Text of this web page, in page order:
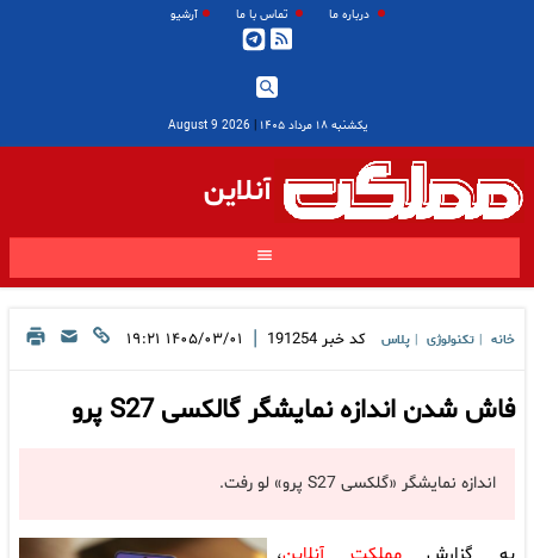
درباره ما تماس با ما آرشیو
یکشنبه ۱۸ مرداد ۱۴۰۵ |
2026 August 9
آنلاین
خانه تکنولوژی پلاس کد خبر 191254
| ۱۴۰۵/۰۳/۰۱ ۱۹:۲۱
فاش شدن اندازه نمایشگر گالکسی S27 پرو
اندازه نمایشگر «گلکسی S27 پرو» لو رفت.